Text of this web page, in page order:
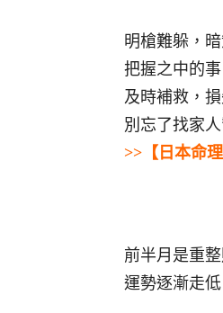
明槍難躲，
把握之中的
及時補救，
別忘了找家人
>>【日本命
前半月是重
運勢逐漸走